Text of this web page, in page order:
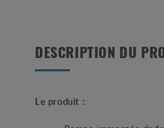
DESCRIPTION DU
Le produit :